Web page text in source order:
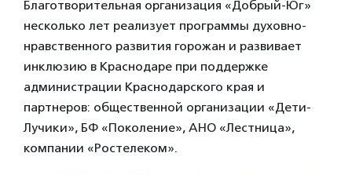
Благотворительная организация «Добрый-Юг»
несколько лет реализует программы духовно-
нравственного развития горожан и развивает
инклюзию в Краснодаре при поддержке
администрации Краснодарского края и
партнеров: общественной организации «Дети-
Лучики», БФ «Поколение», АНО «Лестница»,
компании «Ростелеком».